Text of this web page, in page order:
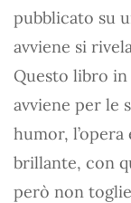
pubblicato su
avviene si
Questo libro
avviene per le
humor,
brillante, con
però non